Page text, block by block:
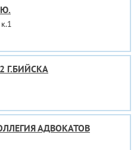
Г.БИЙСКА
АДВОКАТОВ